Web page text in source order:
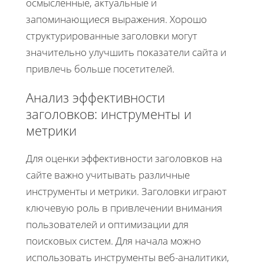
осмысленные, актуальные и
запоминающиеся выражения. Хорошо
структурированные заголовки могут
значительно улучшить показатели сайта и
привлечь больше посетителей.
Анализ эффективности
заголовков: инструменты и
метрики
Для оценки эффективности заголовков на
сайте важно учитывать различные
инструменты и метрики. Заголовки играют
ключевую роль в привлечении внимания
пользователей и оптимизации для
поисковых систем. Для начала можно
использовать инструменты веб-аналитики,